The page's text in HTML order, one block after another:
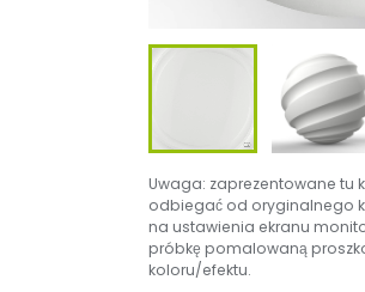
Uwaga: zaprezentowane tu
odbiegać od oryginalnego
na ustawienia ekranu
próbkę pomalowaną
koloru/efektu.